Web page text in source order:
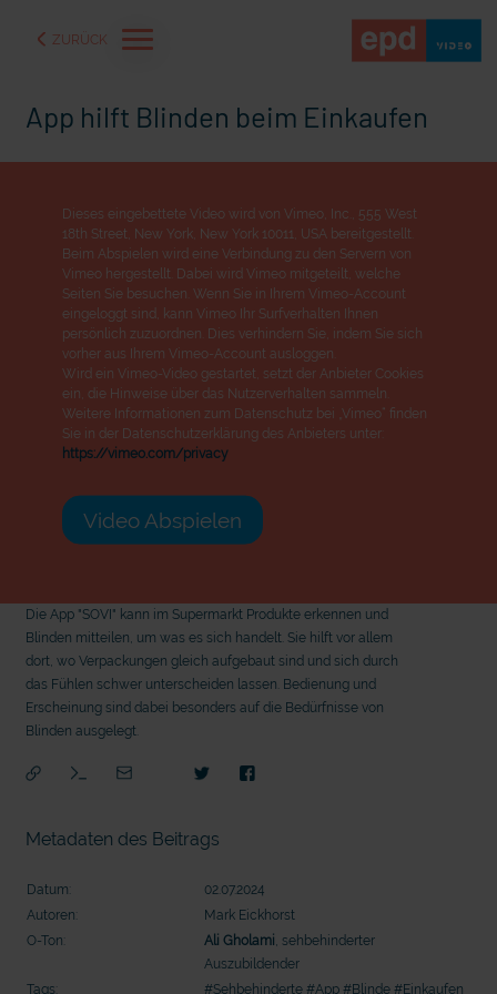
ZURÜCK
"Wir bauen Cherson wieder auf" - Optimismus in der
App hilft Blinden beim Einkaufen
Dieses eingebettete Video wird von Vimeo, Inc., 555 West
18th Street, New York, New York 10011, USA bereitgestellt.
Beim Abspielen wird eine Verbindung zu den Servern von
Vimeo hergestellt. Dabei wird Vimeo mitgeteilt, welche
Seiten Sie besuchen. Wenn Sie in Ihrem Vimeo-Account
eingeloggt sind, kann Vimeo Ihr Surfverhalten Ihnen
persönlich zuzuordnen. Dies verhindern Sie, indem Sie sich
vorher aus Ihrem Vimeo-Account ausloggen.
Wird ein Vimeo-Video gestartet, setzt der Anbieter Cookies
ein, die Hinweise über das Nutzerverhalten sammeln.
Weitere Informationen zum Datenschutz bei „Vimeo“ finden
Sie in der Datenschutzerklärung des Anbieters unter:
https://vimeo.com/privacy
Video Abspielen
Die App "SOVI" kann im Supermarkt Produkte erkennen und
Blinden mitteilen, um was es sich handelt. Sie hilft vor allem
dort, wo Verpackungen gleich aufgebaut sind und sich durch
das Fühlen schwer unterscheiden lassen. Bedienung und
Erscheinung sind dabei besonders auf die Bedürfnisse von
Blinden ausgelegt.
Metadaten des Beitrags
Datum:
02.07.2024
Autoren:
Mark Eickhorst
O-Ton:
Ali Gholami , sehbehinderter
Auszubildender
Tags:
#Sehbehinderte #App #Blinde #Einkaufen